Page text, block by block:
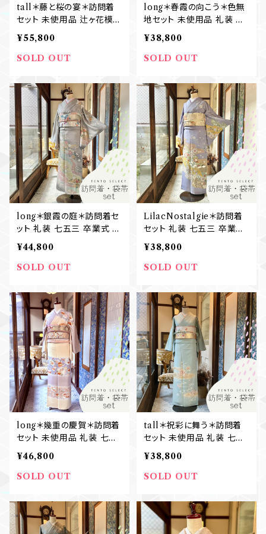
tall＊藤と桜の宴＊訪問着
セット 未使用品 辻ヶ花模様
扇 卒業式 入学式 結婚式
七五三ママ 訪問着+袋帯 B
605
¥55,800
SOLD OUT
long＊春霞の向こう＊色無
地セット 未使用品 礼装 七
五三 卒業式 入学式 結婚式
色無地+袋帯 B606
¥38,800
SOLD OUT
long＊銀霞の庭＊訪問着セ
ット 礼装 七五三 卒業式 入
学式 結婚式 訪問着+袋帯
B581
¥44,800
SOLD OUT
LilacNostalgie＊訪問着
セット 礼装 七五三 卒業式
入学式 結婚式 訪問着+袋
帯 B584
¥38,800
SOLD OUT
long＊幾重の慶賀＊訪問着
セット 未使用品 礼装 七五
三 卒業式 入学式 結婚式
訪問着+袋帯 B577
¥46,800
SOLD OUT
tall＊祝彩に舞う＊訪問着
セット 未使用品 礼装 七五
三 卒業式 入学式 結婚式
訪問着+袋帯 B563
¥38,800
SOLD OUT